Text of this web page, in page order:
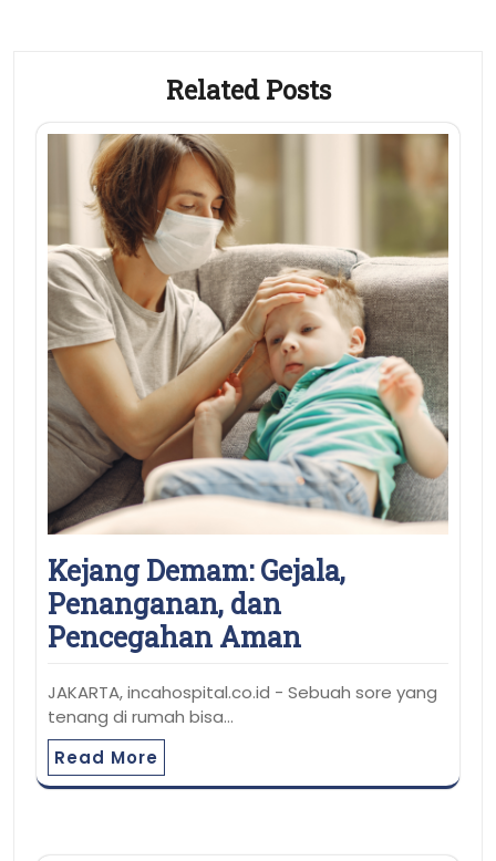
Related Posts
Kejang Demam: Gejala,
Penanganan, dan
Pencegahan Aman
JAKARTA, incahospital.co.id - Sebuah sore yang
tenang di rumah bisa…
Read More